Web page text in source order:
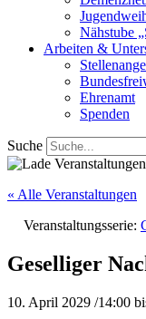
Nähstube
Arbeiten &
Ehrenamt
Spenden
Suche
« Alle Veranstaltungen
Veranstaltungsserie:
Geselliger
10. April 2029 /14:00